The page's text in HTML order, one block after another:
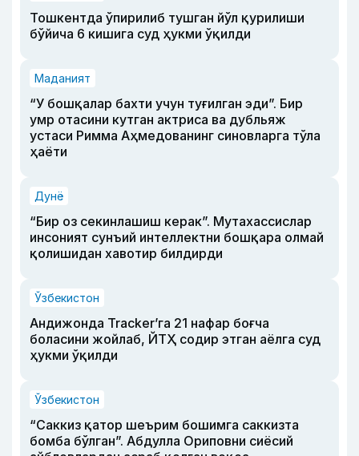
Тошкентда ўпирилиб тушган йўл қурилиши
бўйича 6 кишига суд ҳукми ўқилди
Маданият
“У бошқалар бахти учун туғилган эди”. Бир
умр отасини кутган актриса ва дубльяж
устаси Римма Аҳмедованинг синовларга тўла
ҳаёти
Дунё
“Бир оз секинлашиш керак”. Мутахассислар
инсоният сунъий интеллектни бошқара олмай
қолишидан хавотир билдирди
Ўзбекистон
Андижонда Tracker’га 21 нафар боғча
боласини жойлаб, ЙТҲ содир этган аёлга суд
ҳукми ўқилди
Ўзбекистон
“Саккиз қатор шеърим бошимга саккизта
бомба бўлган”. Абдулла Ориповни сиёсий